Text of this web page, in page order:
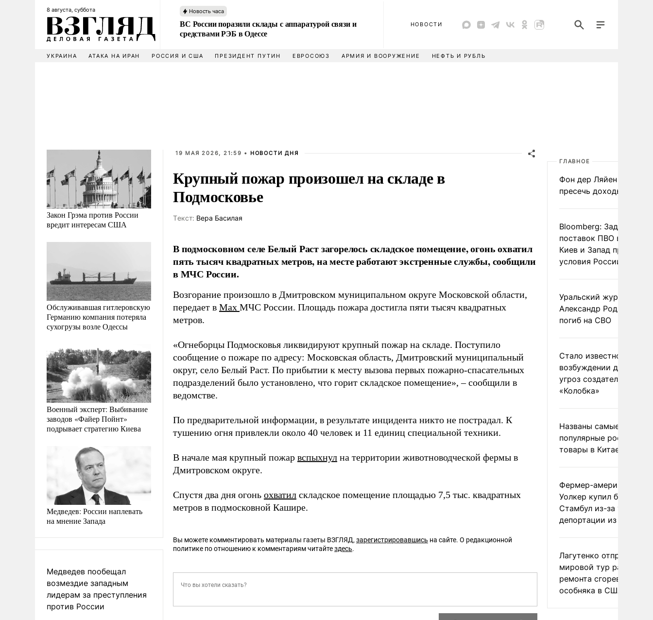
8 августа, суббота Новость часа
ВС России поразили склады с аппаратурой связи и
средствами РЭБ в Одессе
НОВОСТИ
УКРАИНА АТАКА НА ИРАН РОССИЯ И США ПРЕЗИДЕНТ ПУТИН ЕВРОСОЮЗ АРМИЯ И ВООРУЖЕНИЕ НЕФТЬ И РУБЛЬ
Закон Грэма против России
вредит интересам США
Обслуживавшая гитлеровскую
Германию компания потеряла
сухогрузы возле Одессы
Военный эксперт: Выбивание
заводов «Файер Пойнт»
подрывает стратегию Киева
Медведев: России наплевать
на мнение Запада
Медведев пообещал
возмездие западным
лидерам за преступления
против России
19 МАЯ 2026, 21:59 • НОВОСТИ ДНЯ
Крупный пожар произошел на складе в
Подмосковье
Tекст: Вера Басилая
В подмосковном селе Белый Раст загорелось складское помещение, огонь охватил
пять тысяч квадратных метров, на месте работают экстренные службы, сообщили
в МЧС России.
Возгорание произошло в Дмитровском муниципальном округе Московской области,
передает в Max МЧС России. Площадь пожара достигла пяти тысяч квадратных
метров.
«Огнеборцы Подмосковья ликвидируют крупный пожар на складе. Поступило
сообщение о пожаре по адресу: Московская область, Дмитровский муниципальный
округ, село Белый Раст. По прибытии к месту вызова первых пожарно-спасательных
подразделений было установлено, что горит складское помещение», – сообщили в
ведомстве.
По предварительной информации, в результате инцидента никто не пострадал. К
тушению огня привлекли около 40 человек и 11 единиц специальной техники.
В начале мая крупный пожар вспыхнул на территории животноводческой фермы в
Дмитровском округе.
Спустя два дня огонь охватил складское помещение площадью 7,5 тыс. квадратных
метров в подмосковной Кашире.
Вы можете комментировать материалы газеты ВЗГЛЯД, зарегистрировавшись на сайте. О редакционной
политике по отношению к комментариям читайтездесь.
ГЛАВНОЕ
Фон дер Ляйен
пресечь доходы России
Bloomberg: Задержка
поставок ПВО вынудит
Киев и Запад принять
условия России
Уральский журналист
Александр Родионов
погиб на СВО
Стало известно о
возбуждении дела из-
угроз создателям
«Колобка»
Названы самые
популярные российские
товары в Китае
Фермер-американец
Уолкер купил билет в
Стамбул из-за угрозы
депортации из России
Лагутенко отправился в
мировой тур ради
ремонта сгоревшего
особняка в США